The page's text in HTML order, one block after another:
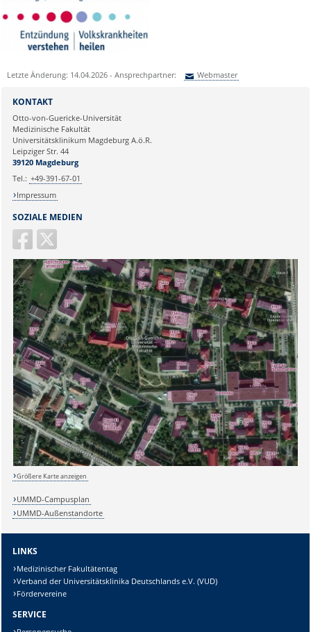
Die vergebenen Termine sind
nicht bindend, sie können sich
unter Umständen verschieben-
die Reihenfolge wird vom Arzt
bestimmt!
Die Vorbereitung für ambulante
Operationen kann einige Zeit in
bitte etwas Geduld mit.
Letzte Änderung: 14.04.2026 - Ansprechpartner: Webmaster
Ihre E-Mailadresse:
Ihr Anliegen:
SOZIALE MEDIEN
KONTAKT
Otto-von-Guericke-Universität
Medizinische Fakultät
Universitätsklinikum Magdeburg A.ö.R.
Leipziger Str. 44
39120 Magdeburg
Tel.: +49-391-67-01
Impressum
Größere Karte anzeigen
UMMD-Campusplan
UMMD-Außenstandorte
LINKS
Medizinischer Fakultätentag
Verband der Universitätsklinika Deutschlands e.V. (VUD)
Fördervereine
SERVICE